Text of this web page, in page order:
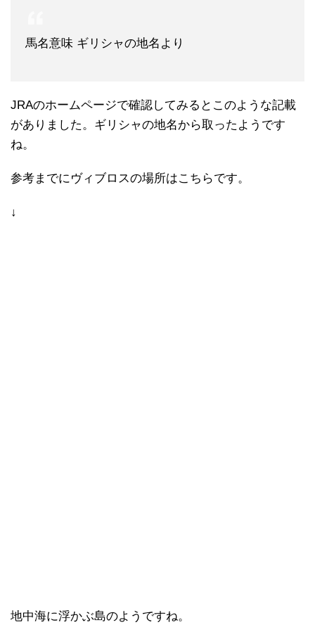
馬名意味 ギリシャの地名より
JRAのホームページで確認してみるとこのような記載
がありました。ギリシャの地名から取ったようです
ね。
参考までにヴィブロスの場所はこちらです。
↓
地中海に浮かぶ島のようですね。